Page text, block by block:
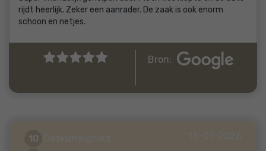
rijdt heerlijk. Zeker een aanrader. De zaak is ook enorm
schoon en netjes.
Bron:
10